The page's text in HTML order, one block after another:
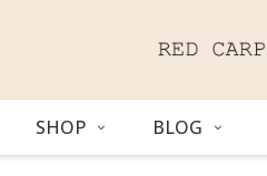
SHOP BLOG